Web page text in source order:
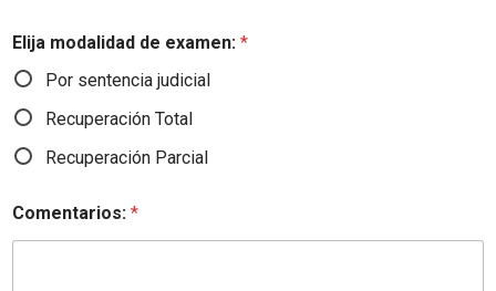
Elija modalidad de examen: *
Por sentencia judicial
Recuperación Total
Recuperación Parcial
Comentarios: *